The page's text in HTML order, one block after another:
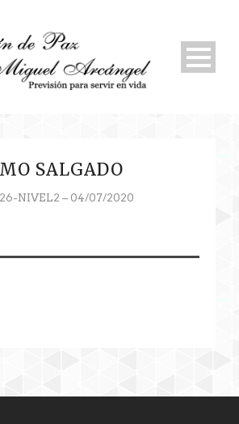
SALGADO
NIVEL2 – 04/07/2020